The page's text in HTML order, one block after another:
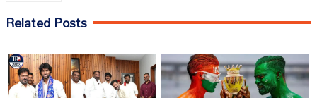
Related Posts